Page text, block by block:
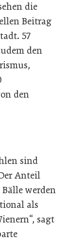
die
Beitrag
57
den
den
sind
Anteil
Bälle werden
als
sagt